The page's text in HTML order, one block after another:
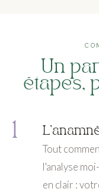
Un
étapes,
1
Tout
l'analyse
en clair :